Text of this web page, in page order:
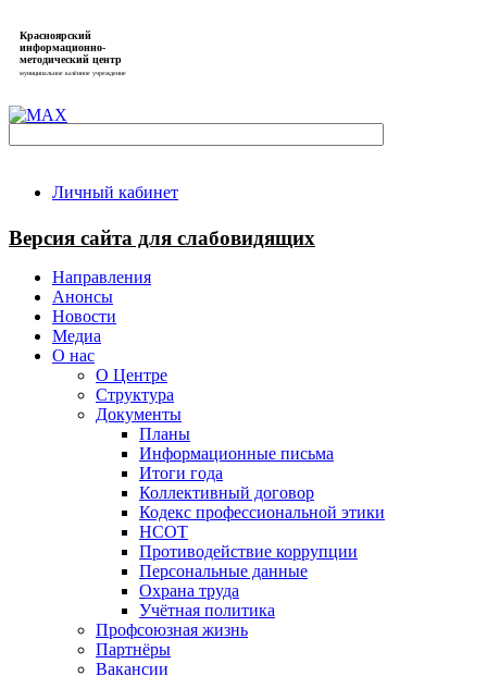
Красноярский
информационно-
методический центр
муниципальное казённое учреждение
Личный кабинет
Версия сайта для слабовидящих
Направления
Анонсы
Новости
Медиа
О нас
О Центре
Структура
Документы
Планы
Информационные письма
Итоги года
Коллективный договор
Кодекс профессиональной этики
НСОТ
Противодействие коррупции
Персональные данные
Охрана труда
Учётная политика
Профсоюзная жизнь
Партнёры
Вакансии